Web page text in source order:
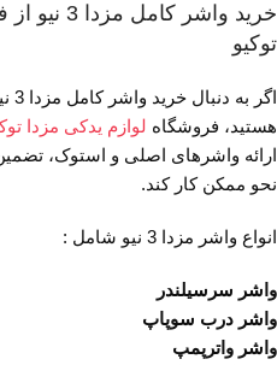
خرید واشر
توکیو
هستید، فروشگاه لوازم یدکی مزدا
ارائه واشرهای اصلی و استوک،
نحو ممکن کار کند.
انواع واشر مزدا 3 نیو شامل :
واشر سرسیلندر
واشر درب سوپاپ
واشر واترپمپ